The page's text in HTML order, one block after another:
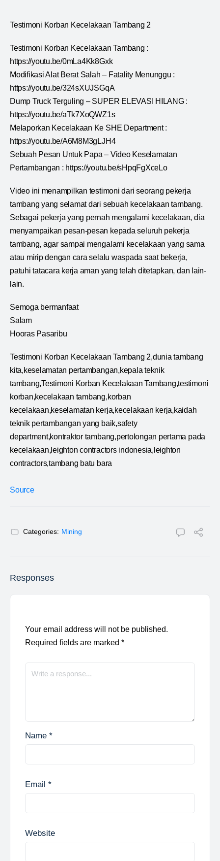
Testimoni Korban Kecelakaan Tambang 2
Testimoni Korban Kecelakaan Tambang :
https://youtu.be/0mLa4Kk8Gxk
Modifikasi Alat Berat Salah – Fatality Menunggu :
https://youtu.be/324sXUJSGqA
Dump Truck Terguling – SUPER ELEVASI HILANG :
https://youtu.be/aTk7XoQWZ1s
Melaporkan Kecelakaan Ke SHE Department :
https://youtu.be/A6M8M3gLJH4
Sebuah Pesan Untuk Papa – Video Keselamatan
Pertambangan : https://youtu.be/sHpqFgXceLo
Video ini menampilkan testimoni dari seorang pekerja
tambang yang selamat dari sebuah kecelakaan tambang.
Sebagai pekerja yang pernah mengalami kecelakaan, dia
menyampaikan pesan-pesan kepada seluruh pekerja
tambang, agar sampai mengalami kecelakaan yang sama
atau mirip dengan cara selalu waspada saat bekerja,
patuhi tatacara kerja aman yang telah ditetapkan, dan lain-
lain.
Semoga bermanfaat
Salam
Hooras Pasaribu
Testimoni Korban Kecelakaan Tambang 2,dunia tambang
kita,keselamatan pertambangan,kepala teknik
tambang,Testimoni Korban Kecelakaan Tambang,testimoni
korban,kecelakaan tambang,korban
kecelakaan,keselamatan kerja,kecelakaan kerja,kaidah
teknik pertambangan yang baik,safety
department,kontraktor tambang,pertolongan pertama pada
kecelakaan,leighton contractors indonesia,leighton
contractors,tambang batu bara
Source
Categories: Mining
Responses
Your email address will not be published.
Required fields are marked *
Name *
Email *
Website